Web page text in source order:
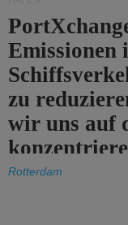
Emissionen
zu
wir uns auf
Rotterdam